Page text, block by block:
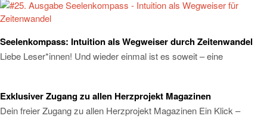
Seelenkompass: Intuition als Wegweiser durch Zeitenwandel
Liebe Leser*innen! Und wieder einmal ist es soweit – eine
Exklusiver Zugang zu allen Herzprojekt Magazinen
Dein freier Zugang zu allen Herzprojekt Magazinen Ein Klick –